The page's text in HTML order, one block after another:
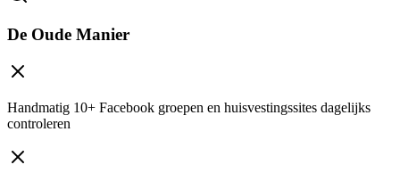
De Oude Manier
Handmatig 10+ Facebook groepen en huisvestingssites dagelijks
controleren